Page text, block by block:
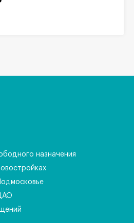
назначения